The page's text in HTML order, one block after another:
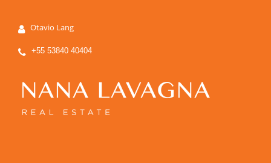
Otavio Lang
+55 53840 40404